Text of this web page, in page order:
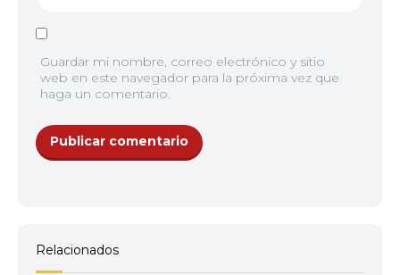
Guardar mi nombre, correo electrónico y sitio
web en este navegador para la próxima vez que
haga un comentario.
Relacionados